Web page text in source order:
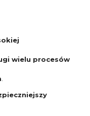
wielu procesów